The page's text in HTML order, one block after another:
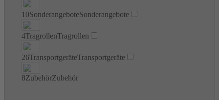
10SonderangeboteSonderangebote
4TragrollenTragrollen
26TransportgeräteTransportgeräte
8ZubehörZubehör